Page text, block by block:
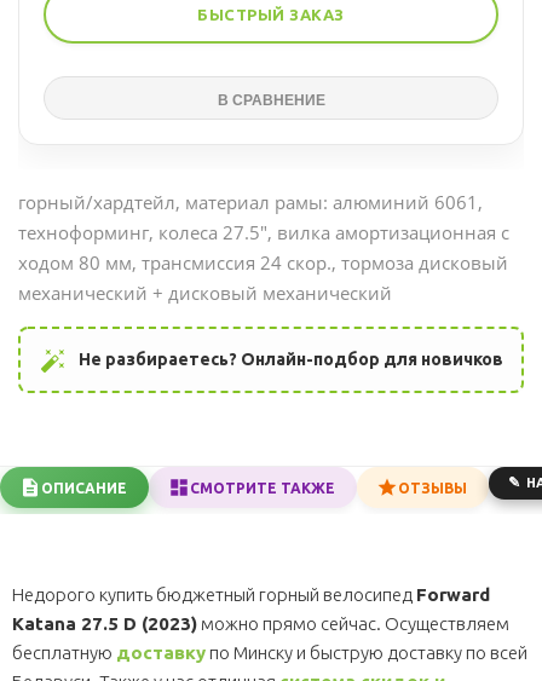
БЫСТРЫЙ ЗАКАЗ
горный/хардтейл, материал рамы: алюминий 6061,
техноформинг, колеса 27.5", вилка амортизационная с
ходом 80 мм, трансмиссия 24 скор., тормоза дисковый
механический + дисковый механический
auto_fix_high Не разбираетесь? Онлайн-подбор для новичков
ОПИСАНИЕ СМОТРИТЕ ТАКЖЕ ОТЗЫВЫ
Недорого купить бюджетный горный велосипед Forward
Katana 27.5 D (2023) можно прямо сейчас. Осуществляем
бесплатную доставку по Минску и быструю доставку по всей